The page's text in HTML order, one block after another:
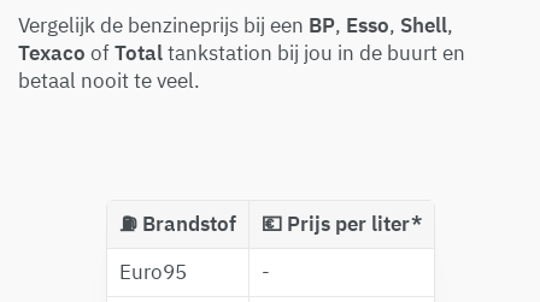
Vergelijk de benzineprijs bij een BP, Esso, Shell,
Texaco ofTotaltankstation bij jou in de buurt en
betaal nooit te veel.
⛽️ Brandstof
💶 Prijs per liter*
Euro95
-